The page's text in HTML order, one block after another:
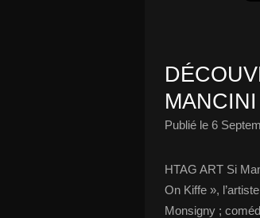
MANCINI
Publié le 6
HTAG ART Si
On Kiffe »,
Monsigny ;